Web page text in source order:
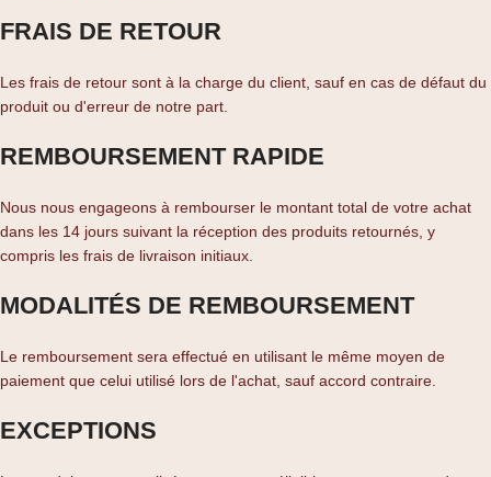
FRAIS DE RETOUR
Les frais de retour sont à la charge du client, sauf en cas de défaut du
produit ou d'erreur de notre part.
REMBOURSEMENT RAPIDE
Nous nous engageons à rembourser le montant total de votre achat
dans les 14 jours suivant la réception des produits retournés, y
compris les frais de livraison initiaux.
MODALITÉS DE REMBOURSEMENT
Le remboursement sera effectué en utilisant le même moyen de
paiement que celui utilisé lors de l'achat, sauf accord contraire.
EXCEPTIONS